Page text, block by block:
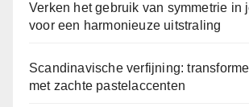
Verken het gebruik van symmetrie in
voor een harmonieuze uitstraling
Scandinavische verfijning:
met zachte pastelaccenten